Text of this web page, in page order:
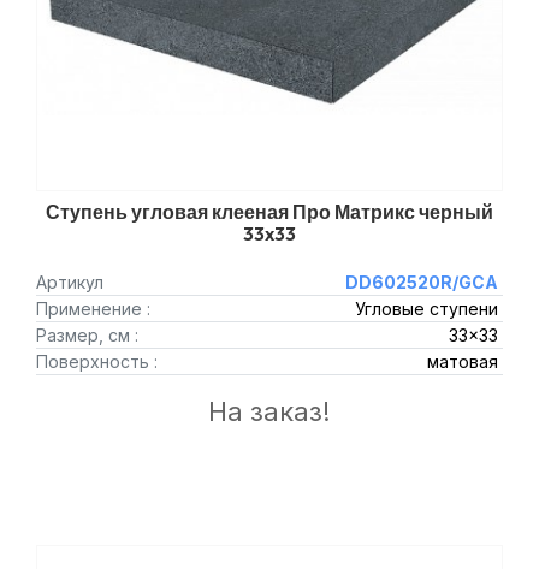
Ступень угловая клееная Про Матрикс черный
33x33
Артикул
DD602520R/GCA
Применение :
Угловые ступени
Размер, см :
33x33
Поверхность :
матовая
На заказ!